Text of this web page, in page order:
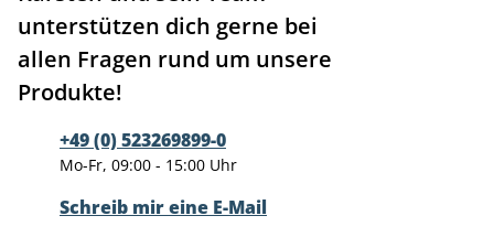
unterstützen dich gerne bei
allen Fragen rund um unsere
Produkte!
+49 (0) 523269899-0
Mo-Fr, 09:00 - 15:00 Uhr
Schreib mir eine E-Mail